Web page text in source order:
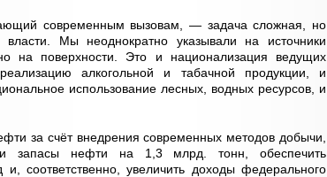
современным вызовам, — задача сложная, но
Мы неоднократно указывали на источники
на поверхности. Это и национализация ведущих
алкогольной и табачной продукции, и
использование лесных, водных ресурсов, и
за счёт внедрения современных методов добычи,
запасы нефти на 1,3 млрд. тонн, обеспечить
соответственно, увеличить доходы федерального